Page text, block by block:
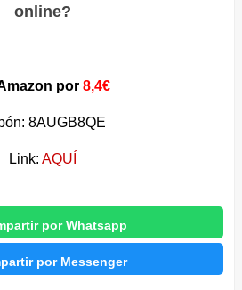
online?
por 8,4€
8AUGB8QE
Link: AQUÍ
por Whatsapp
por Messenger